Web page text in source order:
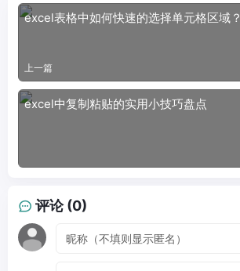
excel表格中如何快速的选择单元格区域？
上一篇
excel中复制粘贴的实用小技巧盘点
评论 (0)